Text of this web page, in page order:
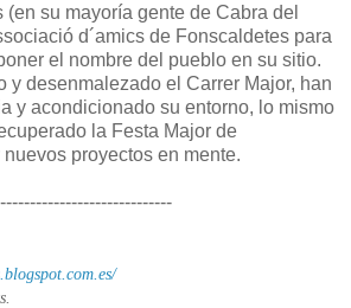
su mayoría gente de Cabra del
d´amics de Fonscaldetes para
el nombre del pueblo en su sitio.
y desenmalezado el Carrer Major, han
y acondicionado su entorno, lo mismo
la Festa Major de
proyectos en mente.
-----------------------------